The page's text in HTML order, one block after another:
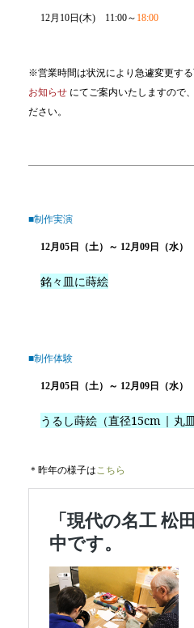
12月10日(木) 11:00～ 18:00
※営業時間は状況により急遽変更す
お知らせ にてご案内いたしますので
ださい。
■制作実演
12月05日（土）～ 12月09日（水）
銘々皿に蒔絵
■制作体験
12月05日（土）～ 12月09日（水）
うるし蒔絵（直径15cm | 丸皿
＊昨年の様子はこちら